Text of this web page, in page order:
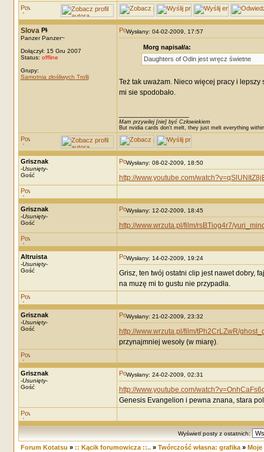
Slova
Panzer Panzer~
Dołączył: 15 Gru 2007
Status: offline
Grupy:
Samotnia złośliwych Trolli
Wysłany: 04-02-2009, 17:57
Morg napisał/a:
Daughters of Odin jest wręcz świetne
Też tak uważam. Nieco więcej pracy i lepszy
mi sie spodobało.
Mam przywilej [nie] być Człowiekiem
But nvidia cards don't melt, they just melt everything
Grisznak
-Usunięty-
Gość
Wysłany: 08-02-2009, 18:50
http://www.youtube.com/
Grisznak
-Usunięty-
Gość
Wysłany: 12-02-2009, 18:45
http://www.wrzuta.pl/film/rsBTiog4r7/
Altruista
-Usunięty-
Gość
Wysłany: 14-02-2009, 19:24
Grisz, ten twój ostatni clip jest nawet dobry,
na muzę mi to gustu nie przypadła.
Grisznak
-Usunięty-
Gość
Wysłany: 21-02-2009, 23:32
http://www.wrzuta.pl/film/tPh2CrLZwR/
przynajmniej wesoły (w miarę).
Grisznak
-Usunięty-
Gość
Wysłany: 24-02-2009, 02:31
http://www.youtube.com/
Genesis Evangelion i pewna znana, stara
Wyświetl posty z ostatnich:
Forum Kotatsu » :: Kącik forumowicza ::..» Twórczość własna: grafika» Moje